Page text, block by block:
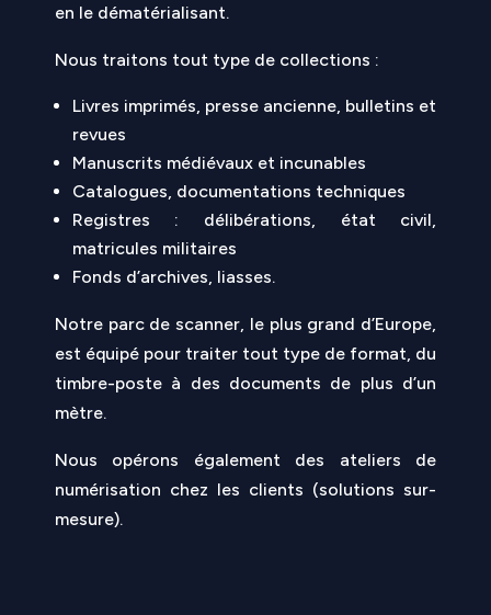
en le dématérialisant.
Nous traitons tout type de collections :
Livres imprimés, presse ancienne, bulletins et
revues
Manuscrits médiévaux et incunables
Catalogues, documentations techniques
Registres : délibérations, état civil,
matricules militaires
Fonds d’archives, liasses.
Notre parc de scanner, le plus grand d’Europe,
est équipé pour traiter tout type de format, du
timbre-poste à des documents de plus d’un
mètre.
Nous opérons également des ateliers de
numérisation chez les clients (solutions sur-
mesure).